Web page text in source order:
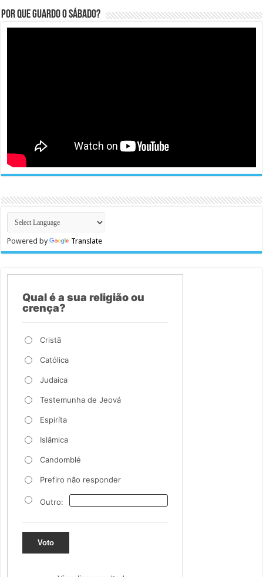
Por que guardo o Sábado?
Powered by Translate
Qual é a sua religião ou
crença?
Cristã
Católica
Judaica
Testemunha de Jeová
Espiríta
Islâmica
Candomblé
Prefiro não responder
Outro:
Voto